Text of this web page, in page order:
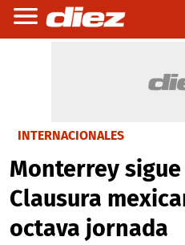
INTERNACIONALES
Monterrey
Clausura
octava jornada